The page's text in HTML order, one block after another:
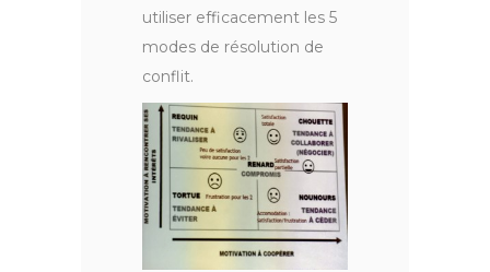
utiliser efficacement les 5
modes de résolution de
conflit.